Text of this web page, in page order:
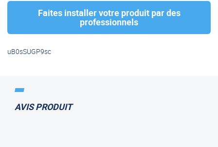
Faites installer votre produit par des
professionnels
uB0sSUGP9sc
AVIS PRODUIT